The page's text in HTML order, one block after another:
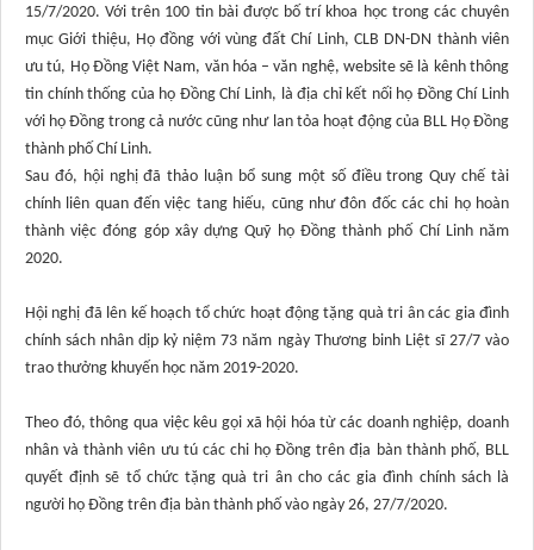
15/7/2020. Với trên 100 tin bài được bố trí khoa học trong các chuyên
mục Giới thiệu, Họ đồng với vùng đất Chí Linh, CLB DN-DN thành viên
ưu tú, Họ Đồng Việt Nam, văn hóa – văn nghệ, website sẽ là kênh thông
tin chính thống của họ Đồng Chí Linh, là địa chỉ kết nối họ Đồng Chí Linh
với họ Đồng trong cả nước cũng như lan tỏa hoạt động của BLL Họ Đồng
thành phố Chí Linh.
Sau đó, hội nghị đã thảo luận bổ sung một số điều trong Quy chế tài
chính liên quan đến việc tang hiếu, cũng như đôn đốc các chi họ hoàn
thành việc đóng góp xây dựng Quỹ họ Đồng thành phố Chí Linh năm
2020.
Hội nghị đã lên kế hoạch tổ chức hoạt động tặng quà tri ân các gia đình
chính sách nhân dịp kỷ niệm 73 năm ngày Thương binh Liệt sĩ 27/7 vào
trao thưởng khuyến học năm 2019-2020.
Theo đó, thông qua việc kêu gọi xã hội hóa từ các doanh nghiệp, doanh
nhân và thành viên ưu tú các chi họ Đồng trên địa bàn thành phố, BLL
quyết định sẽ tổ chức tặng quà tri ân cho các gia đình chính sách là
người họ Đồng trên địa bàn thành phố vào ngày 26, 27/7/2020.